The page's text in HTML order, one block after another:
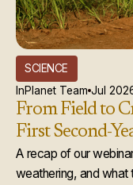
SCIENCE
InPlanet Team Jul
From Field to
First Second-
Weathering
A recap of our
weathering, and